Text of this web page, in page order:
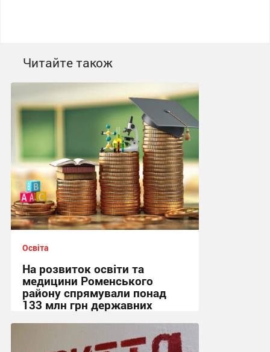
Читайте також
Освіта
На розвиток освіти та
медицини Роменського
району спрямували понад
133 млн грн державних